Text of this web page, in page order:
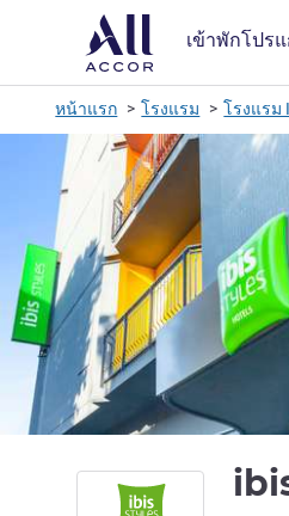
เข้าพักโปร
หน้าแรก โรงแรม โรงแรม